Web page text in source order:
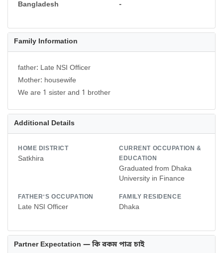
Bangladesh -
Family Information
father: Late NSI Officer
Mother: housewife
We are 1 sister and 1 brother
Additional Details
HOME DISTRICT
Satkhira
CURRENT OCCUPATION &
EDUCATION
Graduated from Dhaka
University in Finance
FATHER'S OCCUPATION
Late NSI Officer
FAMILY RESIDENCE
Dhaka
Partner Expectation — কি রকম পাত্র চাই